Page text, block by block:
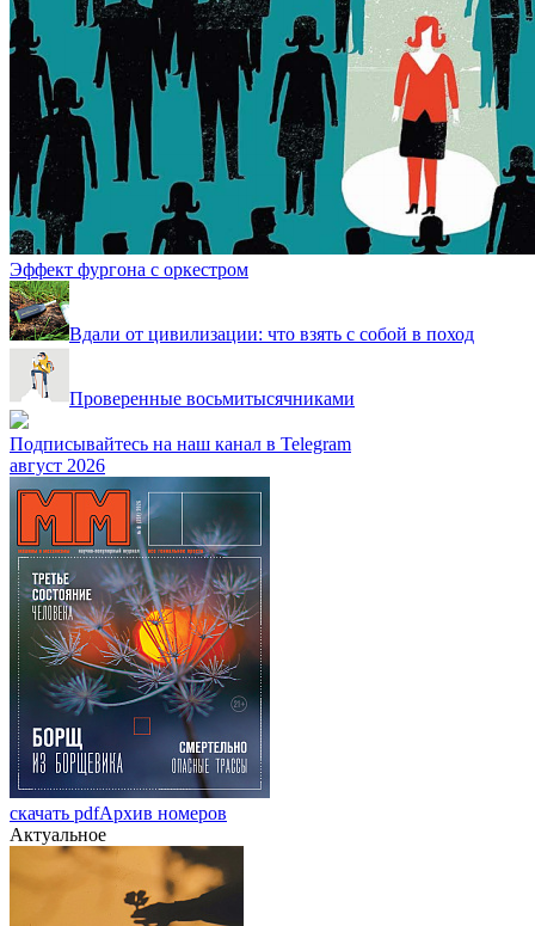
Эффект фургона с оркестром
Вдали от цивилизации: что взять с собой в поход
Проверенные восьмитысячниками
Подписывайтесь на наш канал в Telegram
август 2026
скачать pdfАрхив номеров
Актуальное